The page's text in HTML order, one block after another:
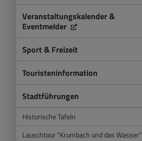
Veranstaltungskalender &
Eventmelder
Sport & Freizeit
Touristeninformation
Stadtführungen
Historische Tafeln
Lauschtour "Krumbach und das Wasser"